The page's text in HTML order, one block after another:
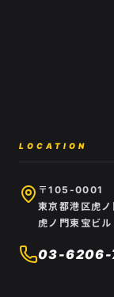
LOCATION
〒105-0001
東京都港区虎
虎ノ門東宝ビ
03-6206-